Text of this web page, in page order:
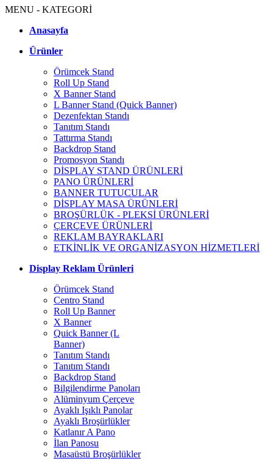
MENU - KATEGORİ
Anasayfa
Ürünler
Örümcek Stand
Roll Up Stand
X Banner Stand
L Banner Stand (Quick Banner)
Dezenfektan Standı
Tanıtım Standı
Tattırma Standı
Backdrop Stand
Promosyon Standı
DİSPLAY STAND ÜRÜNLERİ
PANO ÜRÜNLERİ
BANNER TUTUCULAR
DİSPLAY MASA ÜRÜNLERİ
BROŞÜRLÜK - PLEKSİ ÜRÜNLERİ
ÇERÇEVE ÜRÜNLERİ
REKLAM BAYRAKLARI
ETKİNLİK VE ORGANİZASYON HİZMETLERİ
Display Reklam Ürünleri
Örümcek Stand
Centro Stand
Roll Up Banner
X Banner
Quick Banner (L
Banner)
Tanıtım Standı
Tanıtım Standı
Backdrop Stand
Bilgilendirme Panoları
Alüminyum Çerçeve
Ayaklı Işıklı Panolar
Ayaklı Broşürlükler
Katlanır A Pano
İlan Panosu
Masaüstü Broşürlükler